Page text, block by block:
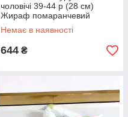
чоловічі 39-44 р (28 см)
Жираф помаранчевий
Немає в наявності
644 ₴